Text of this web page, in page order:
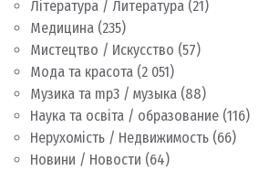
Література / Литература (21)
Медицина (235)
Мистецтво / Искусство (57)
Мода та красота (2 051)
Музика та mp3 / музыка (88)
Наука та освіта / образование (116)
Нерухомість / Недвижимость (66)
Новини / Новости (64)